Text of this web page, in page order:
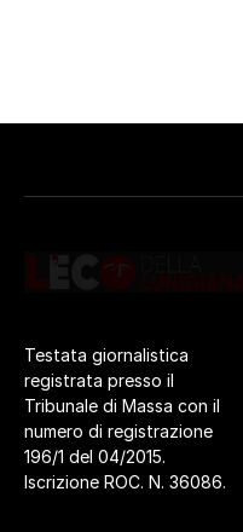
Testata giornalistica
registrata presso il
Tribunale di Massa con il
numero di registrazione
196/1 del 04/2015.
Iscrizione ROC. N. 36086.